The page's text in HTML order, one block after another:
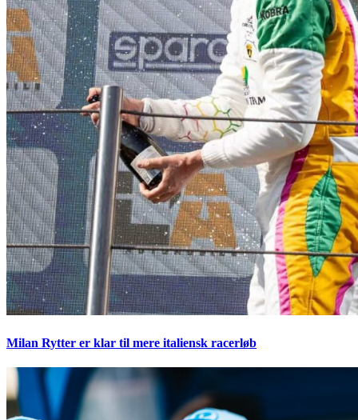
Milan Rytter er klar til mere italiensk racerløb